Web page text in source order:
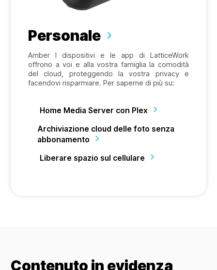
Personale
Amber I dispositivi e le app di LatticeWork
offrono a voi e alla vostra famiglia la comodità
del cloud, proteggendo la vostra privacy e
facendovi risparmiare. Per saperne di più su:
Home Media Server con Plex
Archiviazione cloud delle foto senza
abbonamento
Liberare spazio sul cellulare
Contenuto in evidenza